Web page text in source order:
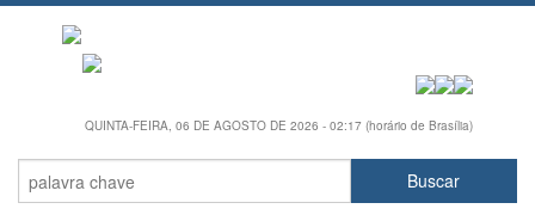
QUINTA-FEIRA, 06 DE AGOSTO DE 2026 - 02:17 (horário de Brasília)